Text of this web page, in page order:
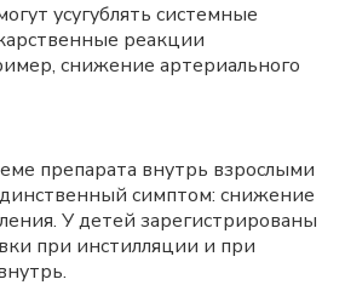
усугублять системные
реакции
снижение артериального
препарата внутрь взрослыми
симптом: снижение
У детей зарегистрированы
при инстилляции и при